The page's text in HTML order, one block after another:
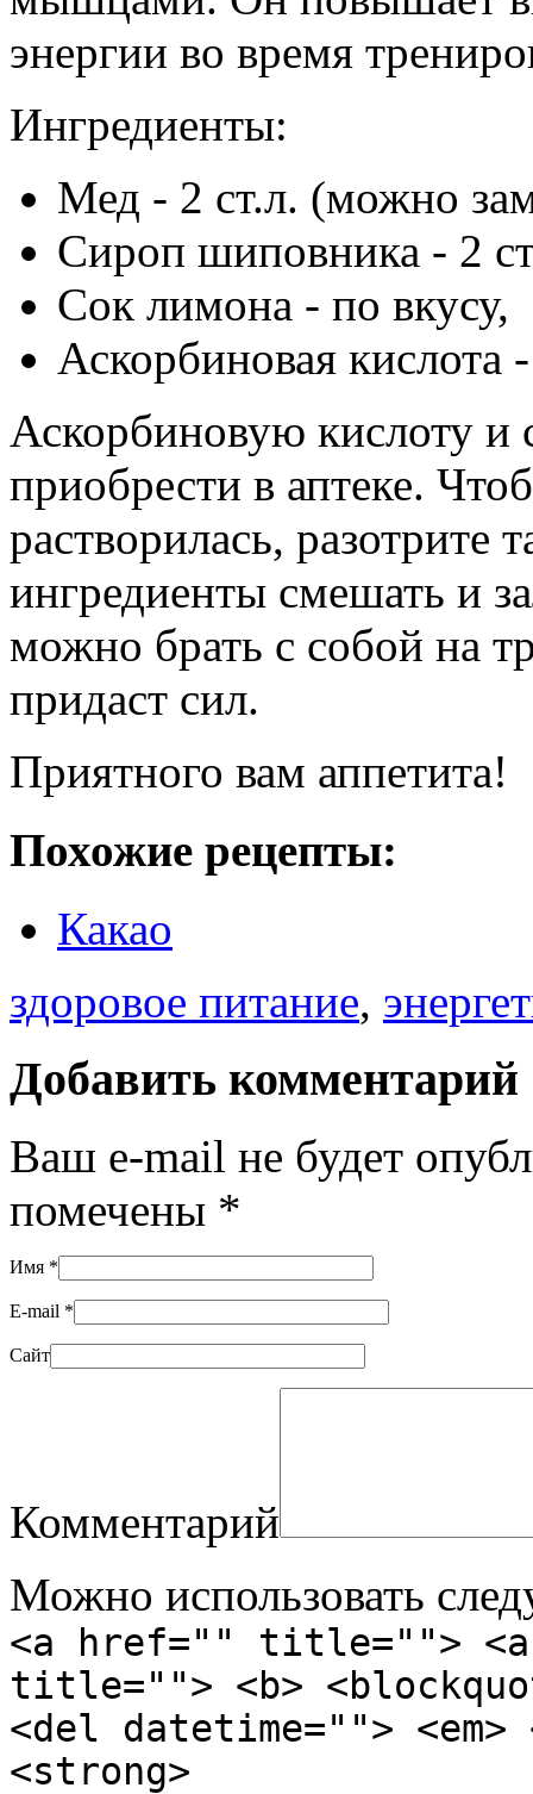
энергии во время
Ингредиенты:
Мед - 2 ст.л. (можно
Сироп шиповника - 2
Сок лимона - по вкусу,
Аскорбиновая кислота
Аскорбиновую кислоту
приобрести в аптеке.
растворилась, разотрите
ингредиенты смешать и
можно брать с собой на
придаст сил.
Приятного вам аппетита!
Похожие рецепты:
Какао
здоровое питание,
Добавить комментарий
Ваш e-mail не будет
помечены *
Имя *
E-mail *
Сайт
Комментарий
Можно использовать
<a href="" title="">
title=""> <b>
<del datetime="">
<strong>